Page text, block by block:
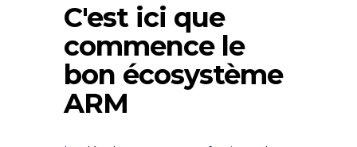
C'est ici que
commence le
bon écosystème
ARM